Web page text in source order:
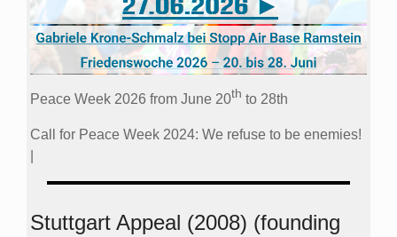
Peace Week 2026 from June 20th to 28th
Call for Peace Week 2024: We refuse to be enemies!
Stuttgart Appeal (2008) (founding